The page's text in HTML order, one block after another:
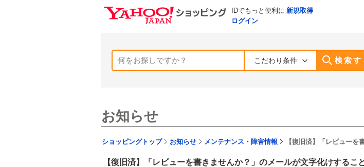
IDでもっと便利に 新規取得
ログイン
こだわり条件 検索す
お知らせ
ショッピングトップ お知らせ メンテナンス・障害情報 【復旧済】「レビュー
【復旧済】「レビューを書きませんか？」のメールが文字化けするこ